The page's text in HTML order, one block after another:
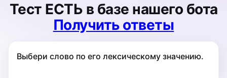
Тест ЕСТЬ в базе нашего бота
Получить ответы
Выбери слово по его лексическому значению.